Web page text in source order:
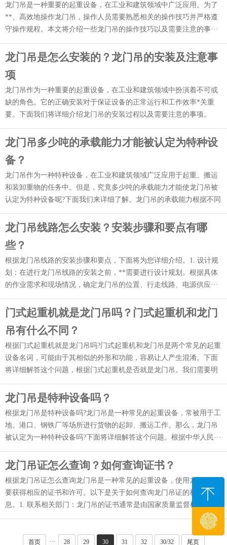
龙门吊是一种重要的起重设备，在工业和建筑领域中广泛应用。为了
**、高效地操作龙门吊，操作人员需要熟悉相关的操作技巧并严格遵
守操作规程。本文将介绍一些龙门吊的操作技巧以及需要注意的事···
龙门吊是怎么安装的？龙门吊的安装及注意事
项
龙门吊作为一种重要的起重设备，在工业和建筑领域中扮演着不可或
缺的角色。它的正确安装对于保证设备的正常运行和工作效率*关重
要。下面我们将详细介绍龙门吊的安装过程以及需要注意的事项。
龙门吊多少吨的承载能力才能被认定为特种设
备？
龙门吊作为一种特种设备，在工业和建筑领域广泛应用于起重、搬运
和装卸重物的任务中。但是，究竟多少吨的承载能力才能使龙门吊被
认定为特种设备呢?下面我们来详细了解。龙门吊的承载能力根据不同
龙门吊线路怎么安装？安装步骤和要点有哪
些？
根据龙门吊线路的安装步骤和要点，下面将为您详细介绍。1. 设计规
划：在进行龙门吊线路的安装之前，**需要进行设计规划。根据具体
的作业需求和现场情况，确定龙门吊的位置、行走线路、电源供应···
门式起重机就是龙门吊吗？门式起重机和龙门
吊有什么不同？
根据门式起重机就是龙门吊吗?门式起重机和龙门吊是两个常见的起重
设备名词，可能由于其相似的外形和功能，容易让人产生混淆。下面
将详细解答这个问题，根据门式起重机是否就是龙门吊。我们需要明
龙门吊是特种设备吗？
根据龙门吊是特种设备吗?龙门吊是一种常见的起重设备，常被用于工
地、港口、钢铁厂等场所进行货物的起卸、搬运工作。那么，龙门吊
被认定为一种特种设备吗?下面将详细解答这个问题。根据中华人民···
龙门吊证怎么查询？如何查询证书？
根据龙门吊证怎么查询龙门吊是一种常见的起重设备，使用龙门吊需
要获得相应的证书和许可。以下是关于如何查询龙门吊证的相关信
息。1. 联系相关部门：龙门吊的证书通常是由国家质量监督检验检疫
首页 ··· 28 29 30 31 32 30/32 尾页